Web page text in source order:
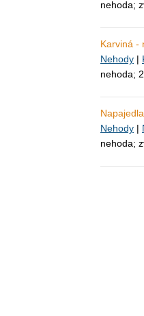
nehoda;
Karviná -
Nehody |
nehoda;
Nehody |
nehoda;